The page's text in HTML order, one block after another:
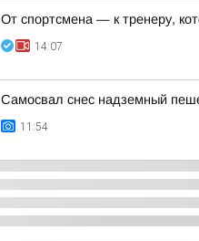
От спортсмена — к тренеру,
14:07
Самосвал снес надземный
11:54